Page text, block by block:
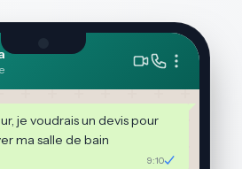
je voudrais un devis pour
ma salle de bain
9:10